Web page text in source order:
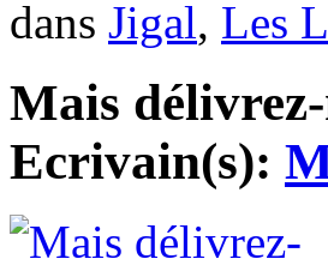
dans Jigal, Les
Mais
Ecrivain(s):